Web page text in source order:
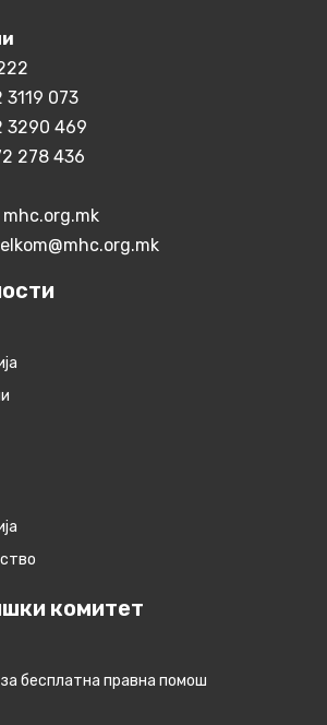
073
3290 469
278 436
mhc.org.mk
комитет
бесплатна правна помош